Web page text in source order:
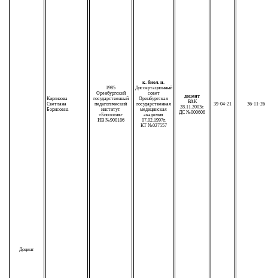
Доцент
Киргизова
Светлана
Борисовна
1985
Оренбургский
государственный
педагогический
институт
«Биология»
ИВ №900186
к. биол. н.
Диссертационный
совет
Оренбургская
государственная
медицинская
академия
07.02.1997г.
КТ №027557
доцент
ВАК
28.11.2003г.
ДС №000606
39-04-21 36-11-26